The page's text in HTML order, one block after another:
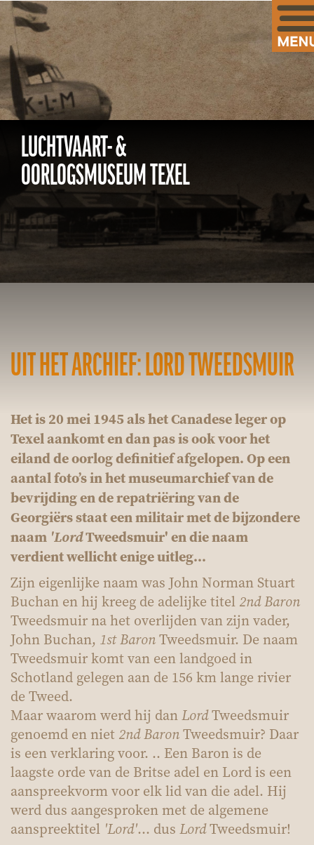
LUCHTVAART- &
OORLOGSMUSEUM TEXEL
UIT HET ARCHIEF: LORD TWEEDSMUIR
Het is 20 mei 1945 als het Canadese leger op
Texel aankomt en dan pas is ook voor het
eiland de oorlog definitief afgelopen. Op een
aantal foto’s in het museumarchief van de
bevrijding en de repatriëring van de
Georgiërs staat een militair met de bijzondere
naam 'LordTweedsmuir' en die naam
verdient wellicht enige uitleg...
Zijn eigenlijke naam was John Norman Stuart
Buchan en hij kreeg de adelijke titel 2nd Baron
Tweedsmuir na het overlijden van zijn vader,
John Buchan, 1st BaronTweedsmuir. De naam
Tweedsmuir komt van een landgoed in
Schotland gelegen aan de 156 km lange rivier
de Tweed.
Maar waarom werd hij danLordTweedsmuir
genoemd en niet 2nd BaronTweedsmuir? Daar
is een verklaring voor. .. Een Baron is de
laagste orde van de Britse adel en Lord is een
aanspreekvorm voor elk lid van die adel. Hij
werd dus aangesproken met de algemene
aanspreektitel 'Lord'... dus LordTweedsmuir!